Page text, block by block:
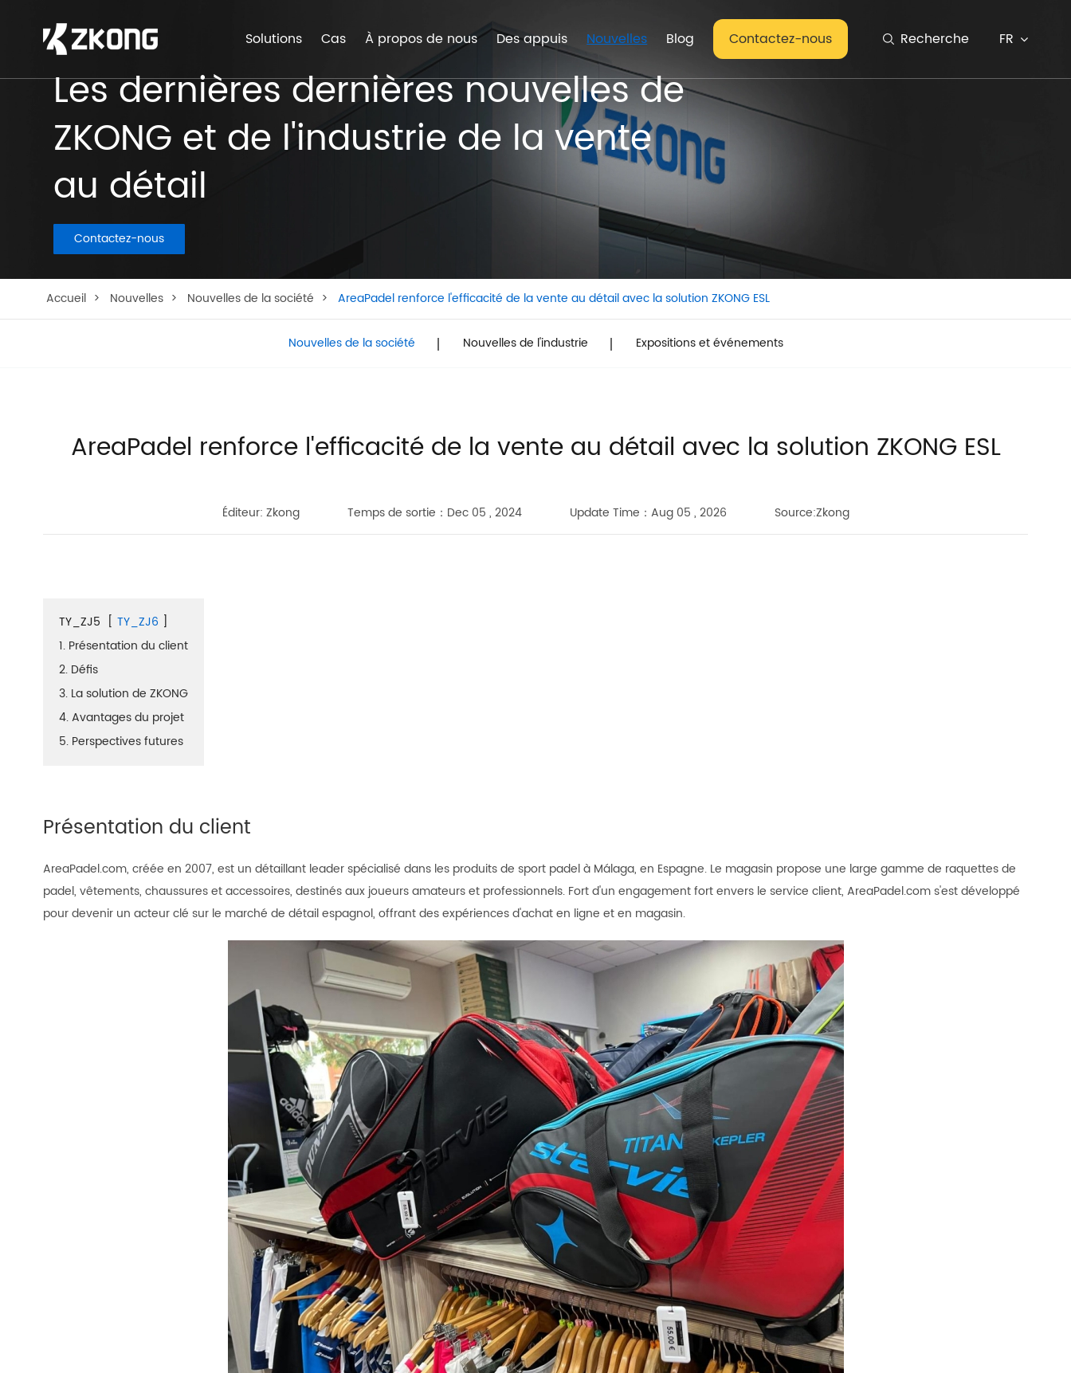
Solutions Cas À propos de nous Des appuis Nouvelles Blog Contactez-nous  Recherche FR
Les dernières dernières nouvelles de
ZKONG et de l'industrie de la vente
au détail
Contactez-nous
Accueil Nouvelles Nouvelles de la société AreaPadel renforce l'efficacité de la vente au détail avec la solution ZKONG ESL
Nouvelles de la société Nouvelles de l'industrie Expositions et événements
AreaPadel renforce l'efficacité de la vente au détail avec la solution ZKONG ESL
Éditeur: Zkong Temps de sortie：Dec 05 , 2024 Update Time：Aug 05 , 2026 Source:Zkong
TY_ZJ5 [ TY_ZJ6 ]
1. Présentation du client
2. Défis
3. La solution de ZKONG
4. Avantages du projet
5. Perspectives futures
Présentation du client
AreaPadel.com, créée en 2007, est un détaillant leader spécialisé dans les produits de sport padel à Málaga, en Espagne. Le magasin propose une large gamme de raquettes de
padel, vêtements, chaussures et accessoires, destinés aux joueurs amateurs et professionnels. Fort d'un engagement fort envers le service client, AreaPadel.com s'est développé
pour devenir un acteur clé sur le marché de détail espagnol, offrant des expériences d'achat en ligne et en magasin.